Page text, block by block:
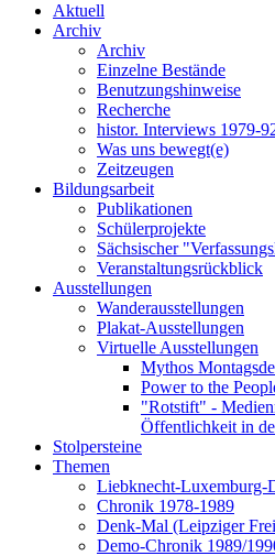
Aktuell
Archiv
Archiv
Einzelne Bestände
Benutzungshinweise
Recherche
histor. Interviews 1979-
Was uns bewegt(e)
Zeitzeugen
Bildungsarbeit
Publikationen
Schülerprojekte
Sächsischer
Veranstaltungsrückblick
Ausstellungen
Wanderausstellungen
Plakat-Ausstellungen
Virtuelle Ausstellungen
Mythos
Power to the
"Rotstift" -
Öffentlichkeit in
Stolpersteine
Themen
Liebknecht-Luxemburg-
Chronik 1978-1989
Denk-Mal (Leipziger
Demo-Chronik 1989/